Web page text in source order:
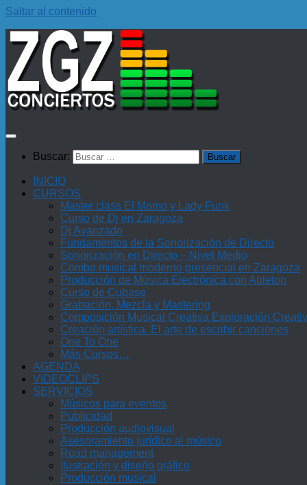
Saltar al contenido
Buscar:
INICIO
CURSOS
Master class El Momo y Lady Funk
Curso de Dj en Zaragoza
Dj Avanzado
Fundamentos de la Sonorización de Directo
Sonorización en Directo – Nivel Medio
Combo musical moderno presencial en Zaragoza
Producción de Música Electrónica con Ableton
Curso de Cubase
Grabación, Mezcla y Mastering
Composición Musical Creativa Exploración
Creación artística. El arte de escribir canciones
One To One
Más Cursos…
AGENDA
VIDEOCLIPS
SERVICIOS
Músicos para eventos
Publicidad
Producción audiovisual
Asesoramiento jurídico al músico
Road management
Ilustración y diseño gráfico
Producción musical